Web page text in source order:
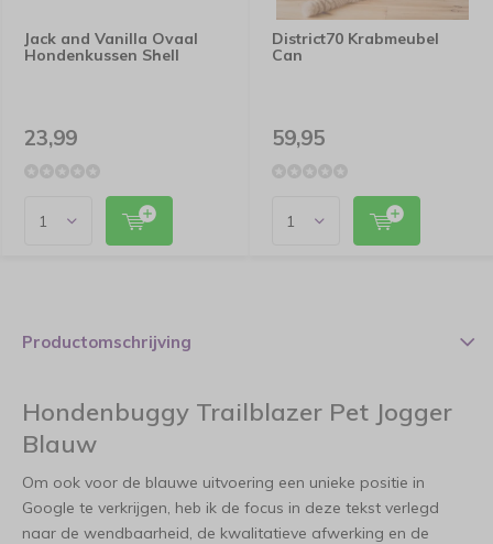
Jack and Vanilla Ovaal
Hondenkussen Shell
23,99
District70 Krabmeubel
Can
59,95
Productomschrijving
Hondenbuggy Trailblazer Pet Jogger
Blauw
Om ook voor de blauwe uitvoering een unieke positie in
Google te verkrijgen, heb ik de focus in deze tekst verlegd
naar de wendbaarheid, de kwalitatieve afwerking en de